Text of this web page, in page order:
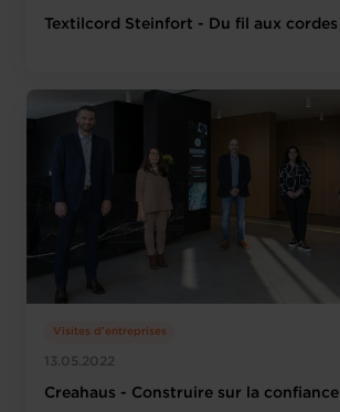
Textilcord Steinfort - Du fil aux cordes
13.05.2022
Visites d'entreprises
Creahaus - Construire sur la confiance